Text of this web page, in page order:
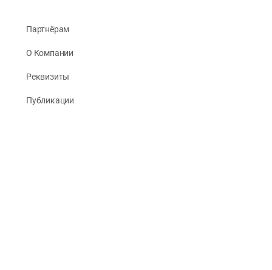
Партнёрам
О Компании
Реквизиты
Публикации